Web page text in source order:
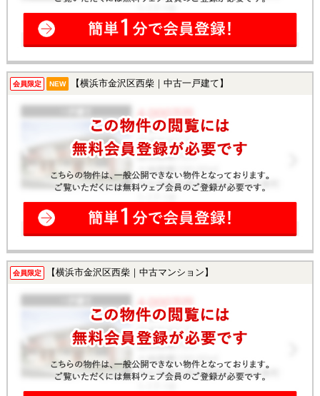
会員限定 NEW 【横浜市金沢区西柴｜中古一戸建て】
会員限定 【横浜市金沢区西柴｜中古マンション】